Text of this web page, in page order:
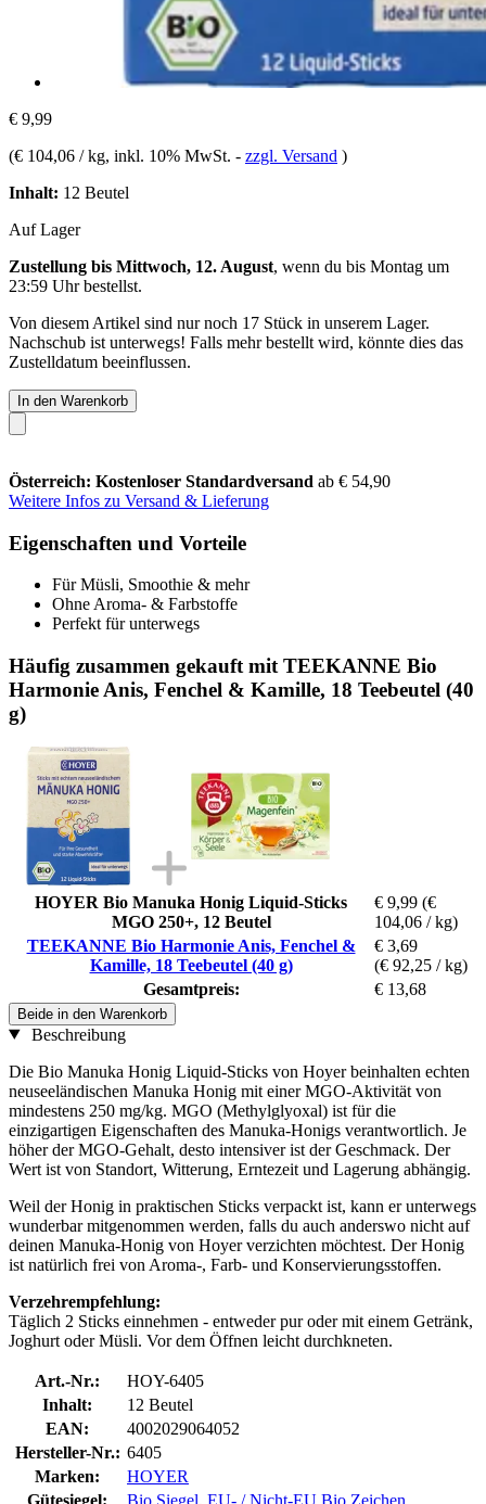
€ 9,99
(€ 104,06 / kg, inkl. 10% MwSt. - zzgl. Versand )
Inhalt: 12 Beutel
Auf Lager
Zustellung bis Mittwoch, 12. August, wenn du bis Montag um
23:59 Uhrbestellst.
Von diesem Artikel sind nur noch 17 Stück in unserem Lager.
Nachschub ist unterwegs! Falls mehr bestellt wird, könnte dies das
Zustelldatum beeinflussen.
In den Warenkorb
Österreich: Kostenloser Standardversand ab € 54,90
Weitere Infos zu Versand & Lieferung
Eigenschaften und Vorteile
Für Müsli, Smoothie & mehr
Ohne Aroma- & Farbstoffe
Perfekt für unterwegs
Häufig zusammen gekauft mit TEEKANNE Bio
Harmonie Anis, Fenchel & Kamille, 18 Teebeutel (40
g)
HOYER Bio Manuka Honig Liquid-Sticks
MGO 250+, 12 Beutel
€ 9,99 (€
104,06 / kg)
TEEKANNE Bio Harmonie Anis, Fenchel &
Kamille, 18 Teebeutel (40 g)
€ 3,69
(€ 92,25 / kg)
Gesamtpreis:
€ 13,68
Beide in den Warenkorb
Beschreibung
Die Bio Manuka Honig Liquid-Sticks von Hoyer beinhalten echten
neuseeländischen Manuka Honig mit einer MGO-Aktivität von
mindestens 250 mg/kg. MGO (Methylglyoxal) ist für die
einzigartigen Eigenschaften des Manuka-Honigs verantwortlich. Je
höher der MGO-Gehalt, desto intensiver ist der Geschmack. Der
Wert ist von Standort, Witterung, Erntezeit und Lagerung abhängig.
Weil der Honig in praktischen Sticks verpackt ist, kann er unterwegs
wunderbar mitgenommen werden, falls du auch anderswo nicht auf
deinen Manuka-Honig von Hoyer verzichten möchtest. Der Honig
ist natürlich frei von Aroma-, Farb- und Konservierungsstoffen.
Verzehrempfehlung:
Täglich 2 Sticks einnehmen - entweder pur oder mit einem Getränk,
Joghurt oder Müsli. Vor dem Öffnen leicht durchkneten.
Art.-Nr.:
HOY-6405
Inhalt:
12 Beutel
EAN:
4002029064052
Hersteller-Nr.: 6405
Marken:
HOYER
Gütesiegel:
Bio Siegel, EU- / Nicht-EU Bio Zeichen